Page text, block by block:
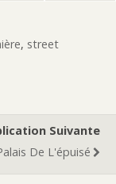
, street
Suivante
De L'épuisé